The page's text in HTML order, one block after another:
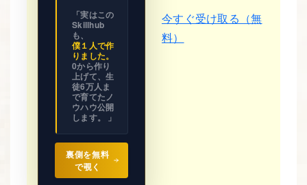
ビジネス
の設計図
全て見せ
「実はこの
Skillhub
も、
僕１人で作
りました。
0から作り
上げて、生
徒6万人ま
で育てたノ
ウハウ公開
します。 」
裏側を無料
で覗く
今すぐ受け取る（無
料）